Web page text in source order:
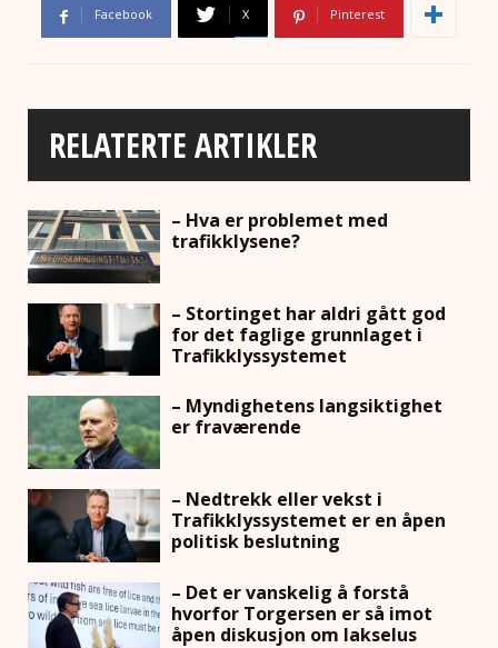
Facebook X Pinterest
RELATERTE ARTIKLER
– Hva er problemet med
trafikklysene?
– Stortinget har aldri gått god
for det faglige grunnlaget i
Trafikklyssystemet
– Myndighetens langsiktighet
er fraværende
– Nedtrekk eller vekst i
Trafikklyssystemet er en åpen
politisk beslutning
– Det er vanskelig å forstå
hvorfor Torgersen er så imot
åpen diskusjon om lakselus